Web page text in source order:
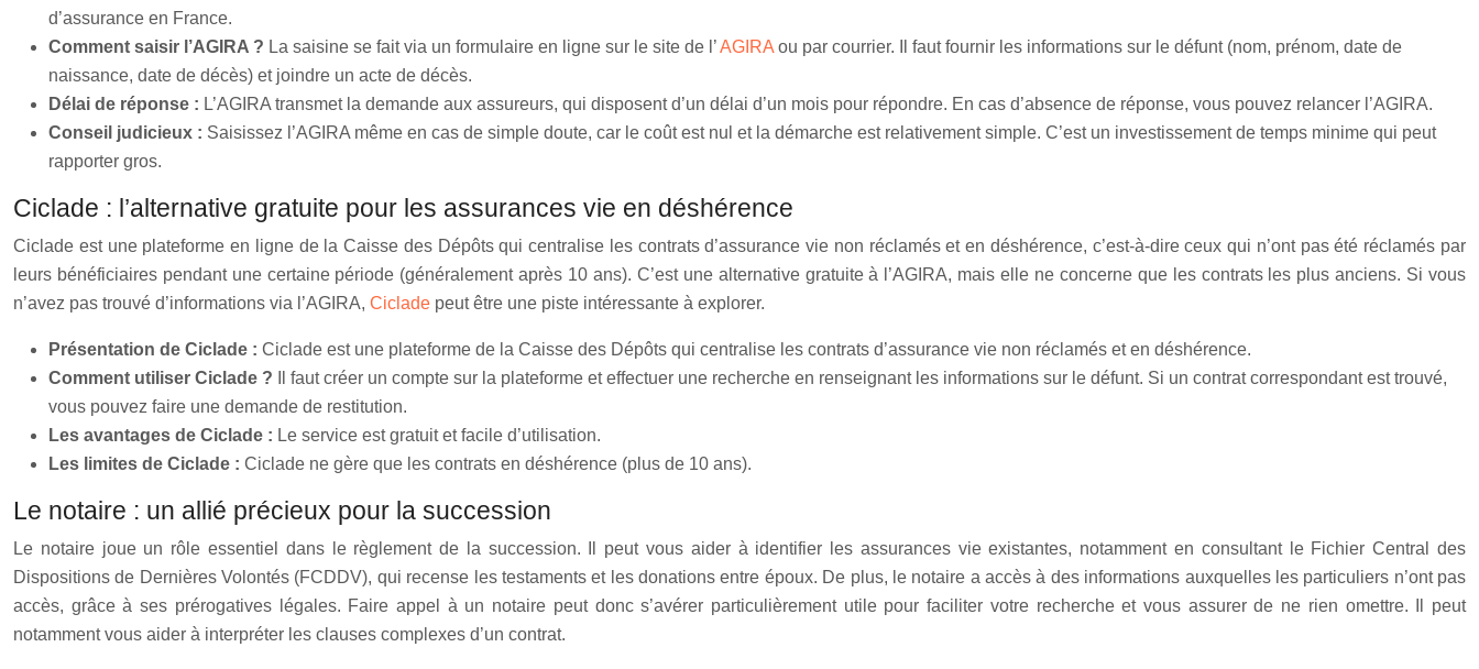
d’assurance en France.
Comment saisir l’AGIRA ? La saisine se fait via un formulaire en ligne sur le site de l’AGIRA ou par courrier. Il faut fournir les informations sur le défunt (nom, prénom, date de
naissance, date de décès) et joindre un acte de décès.
Délai de réponse : L’AGIRA transmet la demande aux assureurs, qui disposent d’un délai d’un mois pour répondre. En cas d’absence de réponse, vous pouvez relancer l’AGIRA.
Conseil judicieux : Saisissez l’AGIRA même en cas de simple doute, car le coût est nul et la démarche est relativement simple. C’est un investissement de temps minime qui peut
rapporter gros.
Ciclade : l’alternative gratuite pour les assurances vie en déshérence
Ciclade est une plateforme en ligne de la Caisse des Dépôts qui centralise les contrats d’assurance vie non réclamés et en déshérence, c’est-à-dire ceux qui n’ont pas été réclamés par
leurs bénéficiaires pendant une certaine période (généralement après 10 ans). C’est une alternative gratuite à l’AGIRA, mais elle ne concerne que les contrats les plus anciens. Si vous
n’avez pas trouvé d’informations via l’AGIRA, Ciclade peut être une piste intéressante à explorer.
Présentation de Ciclade : Ciclade est une plateforme de la Caisse des Dépôts qui centralise les contrats d’assurance vie non réclamés et en déshérence.
Comment utiliser Ciclade ?
Il faut créer un compte sur la plateforme et effectuer une recherche en renseignant les informations sur le défunt. Si un contrat correspondant est trouvé,
vous pouvez faire une demande de restitution.
Les avantages de Ciclade : Le service est gratuit et facile d’utilisation.
Les limites de Ciclade : Ciclade ne gère que les contrats en déshérence (plus de 10 ans).
Le notaire : un allié précieux pour la succession
Le notaire joue un rôle essentiel dans le règlement de la succession. Il peut vous aider à identifier les assurances vie existantes, notamment en consultant le Fichier Central des
Dispositions de Dernières Volontés (FCDDV), qui recense les testaments et les donations entre époux. De plus, le notaire a accès à des informations auxquelles les particuliers n’ont pas
accès, grâce à ses prérogatives légales. Faire appel à un notaire peut donc s’avérer particulièrement utile pour faciliter votre recherche et vous assurer de ne rien omettre. Il peut
notamment vous aider à interpréter les clauses complexes d’un contrat.